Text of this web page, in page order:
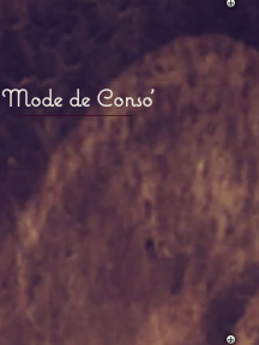
Mode de Conso'